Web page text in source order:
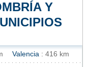
Y
Valencia : 416 km